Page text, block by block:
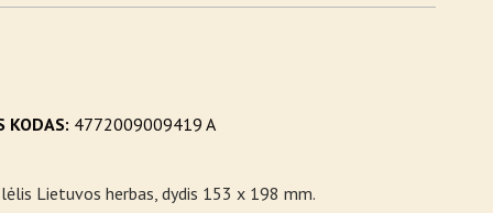
KODAS: 4772009009419 A
Lietuvos herbas, dydis 153 x 198 mm.